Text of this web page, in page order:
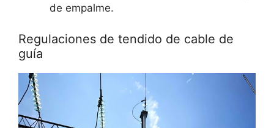
de empalme.
Regulaciones de tendido de cable de
guía